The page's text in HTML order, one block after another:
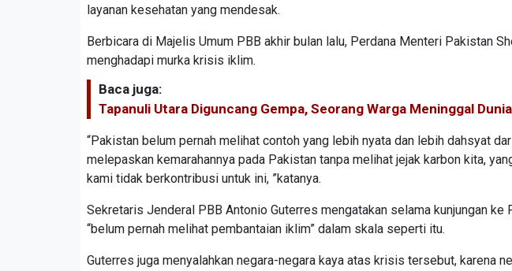
layanan kesehatan yang mendesak.
Berbicara di Majelis Umum PBB akhir bulan lalu, Perdana Menteri Pakistan
menghadapi murka krisis iklim.
Baca juga:
Tapanuli Utara Diguncang Gempa, Seorang Warga Meninggal Dunia
“Pakistan belum pernah melihat contoh yang lebih nyata dan lebih dahsyat
melepaskan kemarahannya pada Pakistan tanpa melihat jejak karbon kita,
kami tidak berkontribusi untuk ini, ”katanya.
Sekretaris Jenderal PBB Antonio Guterres mengatakan selama kunjungan
“belum pernah melihat pembantaian iklim” dalam skala seperti itu.
Guterres juga menyalahkan negara-negara kaya atas krisis tersebut, karena